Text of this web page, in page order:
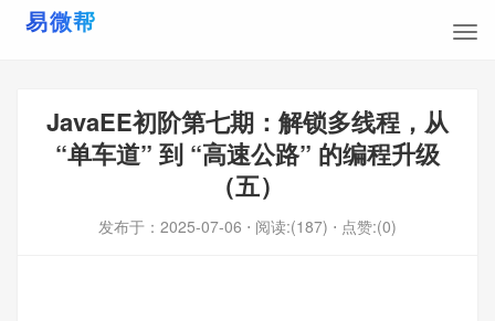
JavaEE初阶第七期：解锁多线程，从
“单车道” 到 “高速公路” 的编程升级
（五）
发布于： 2025-07-06 ⋅ 阅读:(187) ⋅ 点赞:(0)